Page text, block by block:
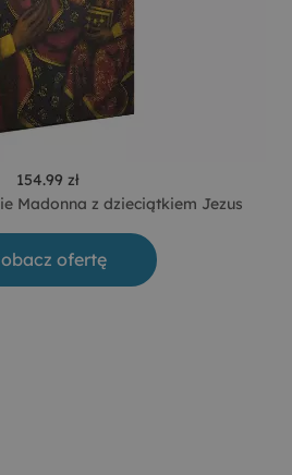
154.99 zł
Madonna z dzieciątkiem Jezus
ofertę